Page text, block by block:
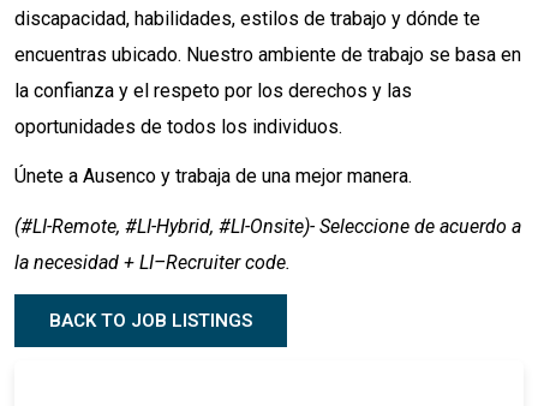
discapacidad, habilidades, estilos de trabajo y dónde te
encuentras ubicado. Nuestro ambiente de trabajo se basa en
la confianza y el respeto por los derechos y las
oportunidades de todos los individuos.
Únete a Ausenco y trabaja de una mejor manera.
(#LI-Remote, #LI-Hybrid, #LI-Onsite)- Seleccione de acuerdo a
la necesidad + LI–Recruiter code.
BACK TO JOB LISTINGS